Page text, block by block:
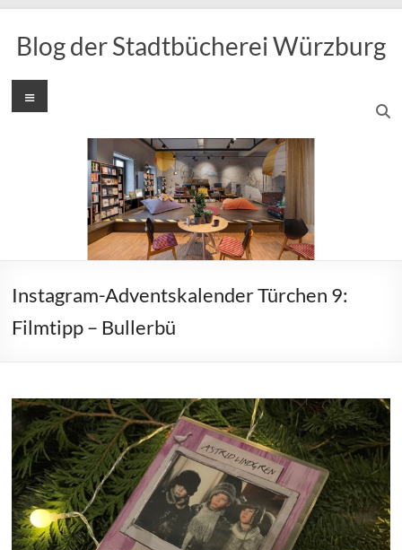
Inhalt
springen
Blog der Stadtbücherei Würzburg
Menü
Instagram-Adventskalender Türchen 9:
Filmtipp – Bullerbü